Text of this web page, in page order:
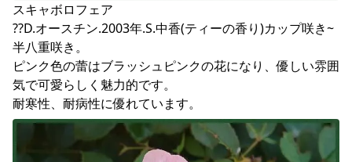
スキャボロフェア
??D.オースチン.2003年.S.中香(ティーの香り)カップ咲き~
半八重咲き。
ピンク色の蕾はブラッシュピンクの花になり、優しい雰囲
気で可愛らしく魅力的です。
耐寒性、耐病性に優れています。